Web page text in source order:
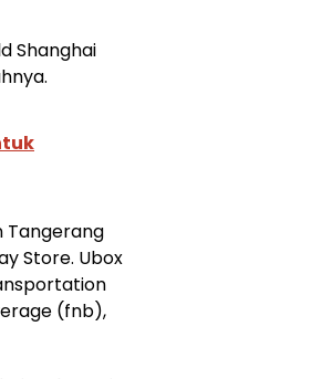
Shanghai
Tangerang
Store. Ubox
(fnb),